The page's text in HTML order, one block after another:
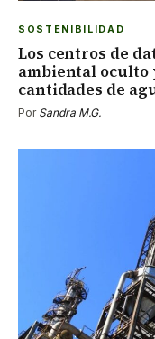
SOSTENIBILIDAD
Los centros de
ambiental oculto
cantidades de
Por Sandra M.G.